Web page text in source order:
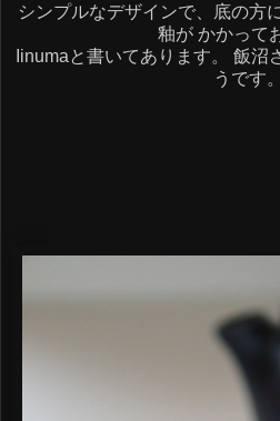
シンプルなデザインで、底の方
釉が かかって
Iinumaと書いてあります。 飯沼
うです。